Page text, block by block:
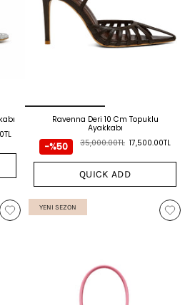
Ravenna Deri 10 Cm Topuklu
Ayakkabı
17,500.00TL
35,000.00TL
-%50
QUICK ADD
YENI SEZON